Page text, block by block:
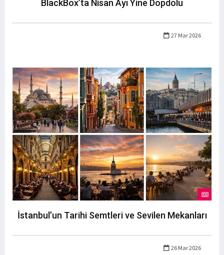
BlackBox’ta Nisan Ayı Yine Dopdolu
27 Mar 2026
İstanbul’un Tarihi Semtleri ve Sevilen Mekanları
26 Mar 2026